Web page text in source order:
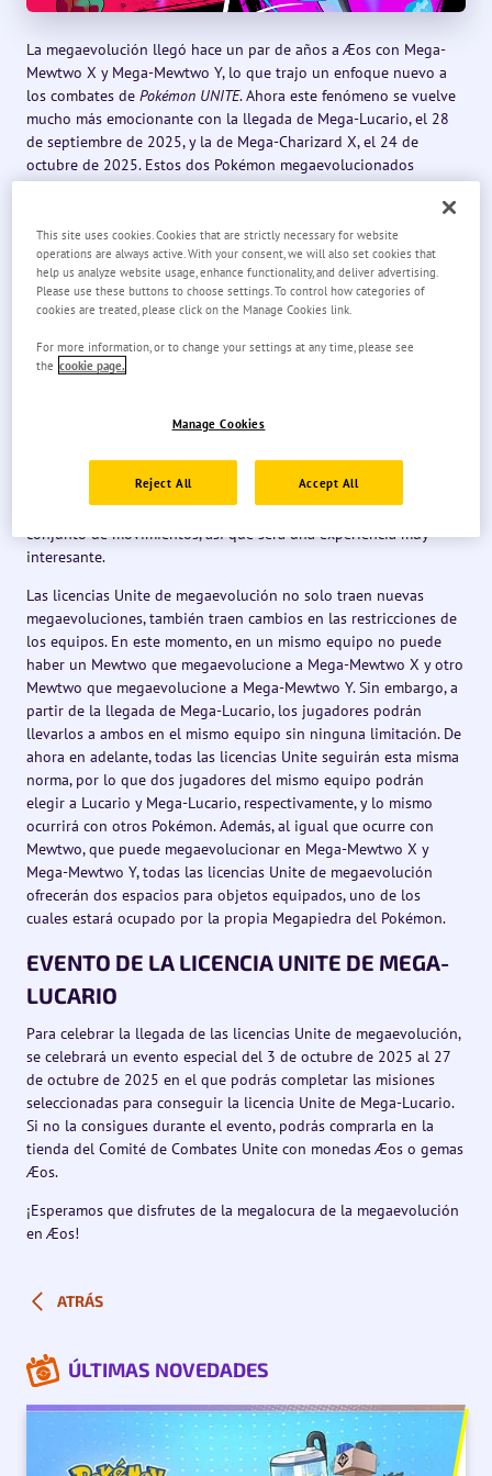
La megaevolución llegó hace un par de años a Æos con Mega-
Mewtwo X y Mega-Mewtwo Y, lo que trajo un enfoque nuevo a
los combates de Pokémon UNITE. Ahora este fenómeno se vuelve
mucho más emocionante con la llegada de Mega-Lucario, el 28
de septiembre de 2025, y la de Mega-Charizard X, el 24 de
octubre de 2025. Estos dos Pokémon megaevolucionados
estarán disponibles exclusivamente como licencias Unite de
mismo año se añadirán otras dos licencias Unite.
ACTUALIZACIÓN DE LAS LICENCIAS UNITE
DE MEGAEVOLUCIÓN
Con las licencias Unite de megaevolución de Mega-Lucario y
Mega-Charizard X, podrás hacer que estos Pokémon
combate. La megaevolución durará un breve periodo durante el
inclinará la balanza del combate a tu favor. Si bien con las
licencias Unite tienes dos opciones de movimientos para elegir,
las licencias Unite de megaevolución solamente ofrecen un
conjunto de movimientos, así que será una experiencia muy
interesante.
Las licencias Unite de megaevolución no solo traen nuevas
megaevoluciones, también traen cambios en las restricciones de
los equipos. En este momento, en un mismo equipo no puede
haber un Mewtwo que megaevolucione a Mega-Mewtwo X y otro
Mewtwo que megaevolucione a Mega-Mewtwo Y. Sin embargo, a
partir de la llegada de Mega-Lucario, los jugadores podrán
llevarlos a ambos en el mismo equipo sin ninguna limitación. De
ahora en adelante, todas las licencias Unite seguirán esta misma
norma, por lo que dos jugadores del mismo equipo podrán
elegir a Lucario y Mega-Lucario, respectivamente, y lo mismo
ocurrirá con otros Pokémon. Además, al igual que ocurre con
Mewtwo, que puede megaevolucionar en Mega-Mewtwo X y
Mega-Mewtwo Y, todas las licencias Unite de megaevolución
ofrecerán dos espacios para objetos equipados, uno de los
cuales estará ocupado por la propia Megapiedra del Pokémon.
EVENTO DE LA LICENCIA UNITE DE MEGA-
LUCARIO
Para celebrar la llegada de las licencias Unite de megaevolución,
se celebrará un evento especial del 3 de octubre de 2025 al 27
de octubre de 2025 en el que podrás completar las misiones
seleccionadas para conseguir la licencia Unite de Mega-Lucario.
Si no la consigues durante el evento, podrás comprarla en la
tienda del Comité de Combates Unite con monedas Æos o gemas
Æos.
¡Esperamos que disfrutes de la megalocura de la megaevolución
en Æos!
ATRÁS
ÚLTIMAS NOVEDADES
This site uses cookies. Cookies that are strictly necessary for website
operations are always active. With your consent, we will also set cookies that
help us analyze website usage, enhance functionality, and deliver advertising.
Please use these buttons to choose settings. To control how categories of
cookies are treated, please click on the Manage Cookies link.
For more information, or to change your settings at any time, please see
the cookie page.
Manage Cookies
Reject All Accept All